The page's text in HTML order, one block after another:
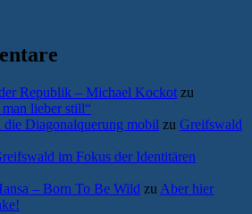
Republik – Michael Kockot zu
lieber still“
Diagonalquerung mobil zu Greifswald
im Fokus der Identitären
– Born To Be Wild zu Aber hier